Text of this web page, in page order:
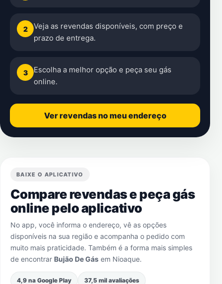
2
Veja as revendas disponíveis, com preço e
prazo de entrega.
3
Escolha a melhor opção e peça seu gás
online.
Ver revendas no meu endereço
BAIXE O APLICATIVO
Compare revendas e peça gás
online pelo aplicativo
No app, você informa o endereço, vê as opções
disponíveis na sua região e acompanha o pedido com
muito mais praticidade. Também é a forma mais simples
de encontrar Bujão De Gás em Nioaque.
4,9 na Google Play 37,5 mil avaliações